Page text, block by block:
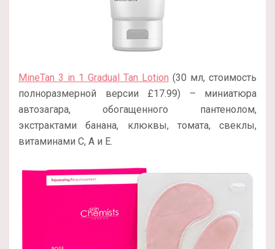
MineTan 3 in 1 Gradual Tan Lotion (30 мл, стоимость
полноразмерной версии £17.99) – миниатюра
автозагара, обогащенного пантенолом,
экстрактами банана, клюквы, томата, свеклы,
витаминами С, А и Е.